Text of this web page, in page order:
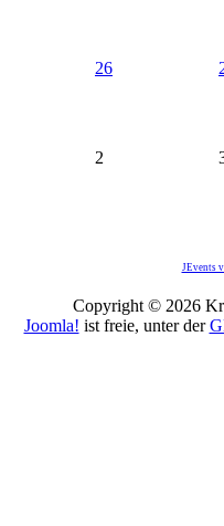
26
2
JEvents
Copyright © 2026
Joomla! ist freie, unter der